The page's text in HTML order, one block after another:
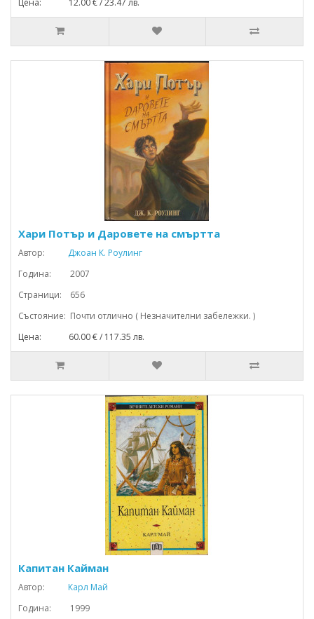
Цена: 12.00 € / 23.47 лв.
Хари Потър и Даровете на смъртта
Автор:
Джоан К. Роулинг
Година: 2007
Страници: 656
Състояние: Почти отлично ( Незначителни забележки. )
Цена: 60.00 € / 117.35 лв.
Капитан Кайман
Автор:
Карл Май
Година: 1999